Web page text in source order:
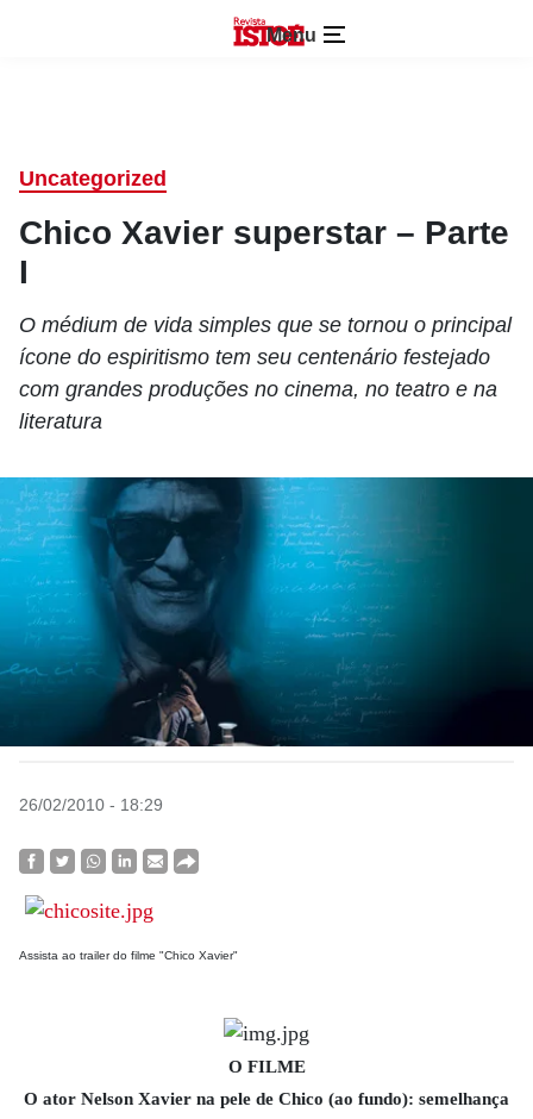
Menu
Uncategorized
Chico Xavier superstar – Parte
I
O médium de vida simples que se tornou o principal
ícone do espiritismo tem seu centenário festejado
com grandes produções no cinema, no teatro e na
literatura
26/02/2010 - 18:29
Assista ao trailer do filme "Chico Xavier"
O FILME
O ator Nelson Xavier na pele de Chico (ao fundo): semelhança